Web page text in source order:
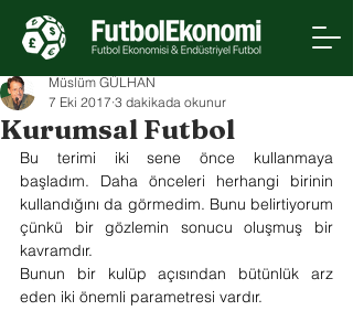
Kurumsal Futbol
Müslüm GÜLHAN
7 Eki 2017 3 dakikada okunur
Bu terimi iki sene önce kullanmaya
başladım. Daha önceleri herhangi birinin
kullandığını da görmedim. Bunu belirtiyorum
çünkü bir gözlemin sonucu oluşmuş bir
kavramdır.
Bunun bir kulüp açısından bütünlük arz
eden iki önemli parametresi vardır.